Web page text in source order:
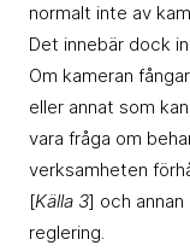
normalt inte av
Det innebär dock
Om kameran
eller annat som
vara fråga om
verksamheten
[Källa 3] och
reglering.